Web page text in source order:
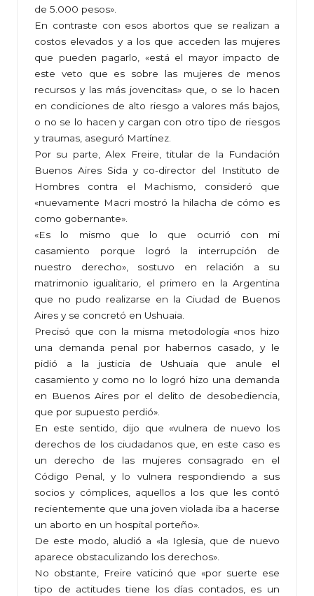
de 5.000 pesos».
En contraste con esos abortos que se realizan a
costos elevados y a los que acceden las mujeres
que pueden pagarlo, «está el mayor impacto de
este veto que es sobre las mujeres de menos
recursos y las más jovencitas» que, o se lo hacen
en condiciones de alto riesgo a valores más bajos,
o no se lo hacen y cargan con otro tipo de riesgos
y traumas, aseguró Martínez.
Por su parte, Alex Freire, titular de la Fundación
Buenos Aires Sida y co-director del Instituto de
Hombres contra el Machismo, consideró que
«nuevamente Macri mostró la hilacha de cómo es
como gobernante».
«Es lo mismo que lo que ocurrió con mi
casamiento porque logró la interrupción de
nuestro derecho», sostuvo en relación a su
matrimonio igualitario, el primero en la Argentina
que no pudo realizarse en la Ciudad de Buenos
Aires y se concretó en Ushuaia.
Precisó que con la misma metodología «nos hizo
una demanda penal por habernos casado, y le
pidió a la justicia de Ushuaia que anule el
casamiento y como no lo logró hizo una demanda
en Buenos Aires por el delito de desobediencia,
que por supuesto perdió».
En este sentido, dijo que «vulnera de nuevo los
derechos de los ciudadanos que, en este caso es
un derecho de las mujeres consagrado en el
Código Penal, y lo vulnera respondiendo a sus
socios y cómplices, aquellos a los que les contó
recientemente que una joven violada iba a hacerse
un aborto en un hospital porteño».
De este modo, aludió a «la Iglesia, que de nuevo
aparece obstaculizando los derechos».
No obstante, Freire vaticinó que «por suerte ese
tipo de actitudes tiene los días contados, es un